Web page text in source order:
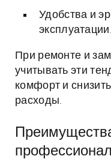
Удобства и
эксплуатации.
При ремонте и
учитывать эти
комфорт и
расходы.